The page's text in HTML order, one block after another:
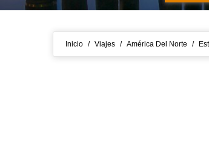
Inicio / Viajes / América Del Norte /